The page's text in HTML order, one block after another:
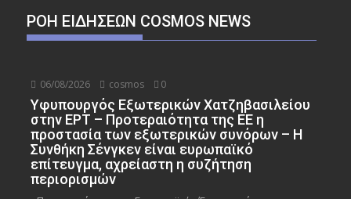
ΡΟΉ ΕΙΔΉΣΕΩΝ COSMOS NEWS
06/08/2026 cosmos 0
Υφυπουργός Εξωτερικών Χατζηβασιλείου
στην ΕΡΤ – Προτεραιότητα της ΕΕ η
προστασία των εξωτερικών συνόρων – Η
Συνθήκη Σένγκεν είναι ευρωπαϊκό
επίτευγμα, αχρείαστη η συζήτηση
περιορισμών